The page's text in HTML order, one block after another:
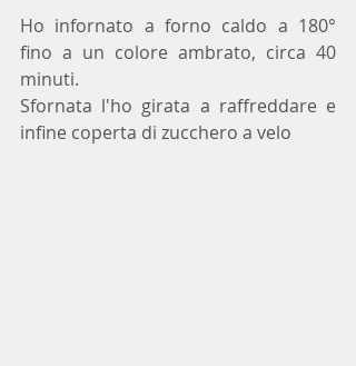
Ho infornato a forno caldo a 180°
fino a un colore ambrato, circa 40
minuti.
Sfornata l'ho girata a raffreddare e
infine coperta di zucchero a velo